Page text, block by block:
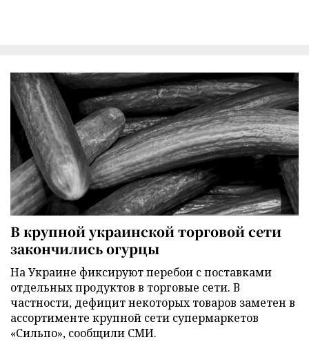
В крупной украинской торговой сети
закончились огурцы
На Украине фиксируют перебои с поставками
отдельных продуктов в торговые сети. В
частности, дефицит некоторых товаров заметен в
ассортименте крупной сети супермаркетов
«Сильпо», сообщили СМИ.